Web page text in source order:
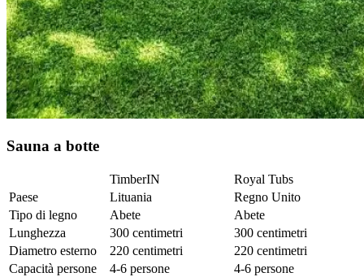
Sauna a botte
TimberIN
Royal Tubs
Paese
Lituania
Regno Unito
Tipo di legno
Abete
Abete
Lunghezza
300 centimetri
300 centimetri
Diametro esterno
220 centimetri
220 centimetri
Capacità persone
4-6 persone
4-6 persone